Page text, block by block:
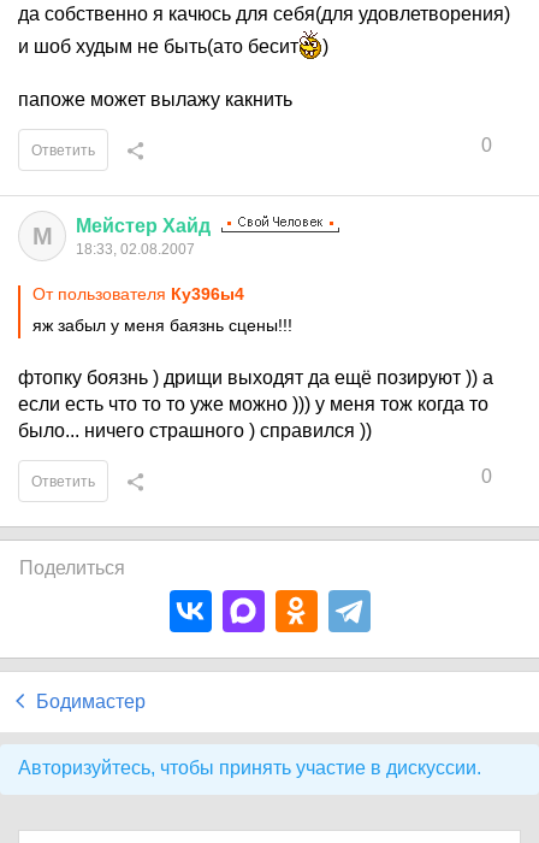
да собственно я качюсь для себя(для удовлетворения)
и шоб худым не быть(ато бесит
)
папоже может вылажу какнить
0
Ответить
М Мейстер Хайд
18:33, 02.08.2007
От пользователя Ку396ы4
яж забыл у меня баязнь сцены!!!
фтопку боязнь ) дрищи выходят да ещё позируют )) а
если есть что то то уже можно ))) у меня тож когда то
было... ничего страшного ) справился ))
0
Ответить
Поделиться
Бодимастер
Авторизуйтесь, чтобы принять участие в дискуссии.